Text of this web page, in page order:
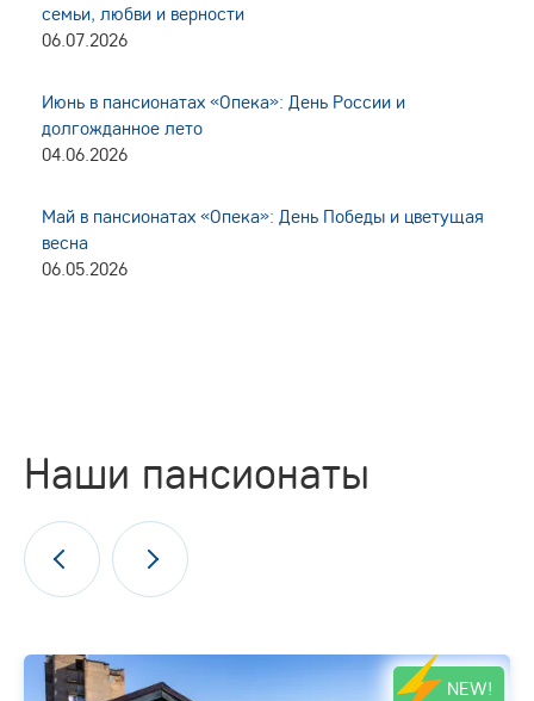
семьи, любви и верности
06.07.2026
Июнь в пансионатах «Опека»: День России и
долгожданное лето
04.06.2026
Май в пансионатах «Опека»: День Победы и цветущая
весна
06.05.2026
Наши пансионаты
NEW!